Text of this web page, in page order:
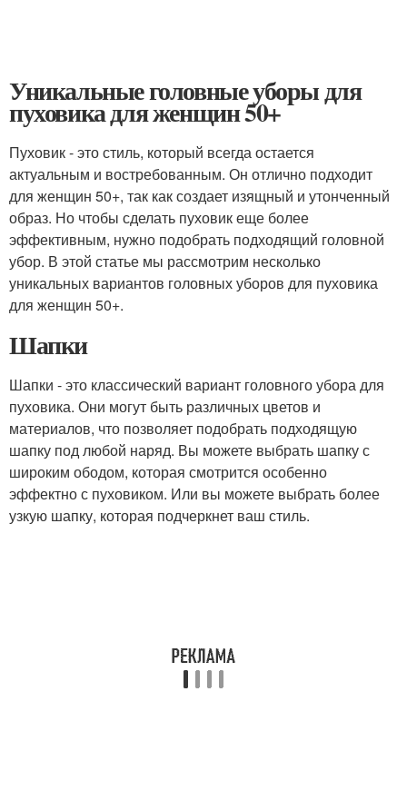
Уникальные головные уборы для
пуховика для женщин 50+
Пуховик - это стиль, который всегда остается
актуальным и востребованным. Он отлично подходит
для женщин 50+, так как создает изящный и утонченный
образ. Но чтобы сделать пуховик еще более
эффективным, нужно подобрать подходящий головной
убор. В этой статье мы рассмотрим несколько
уникальных вариантов головных уборов для пуховика
для женщин 50+.
Шапки
Шапки - это классический вариант головного убора для
пуховика. Они могут быть различных цветов и
материалов, что позволяет подобрать подходящую
шапку под любой наряд. Вы можете выбрать шапку с
широким ободом, которая смотрится особенно
эффектно с пуховиком. Или вы можете выбрать более
узкую шапку, которая подчеркнет ваш стиль.